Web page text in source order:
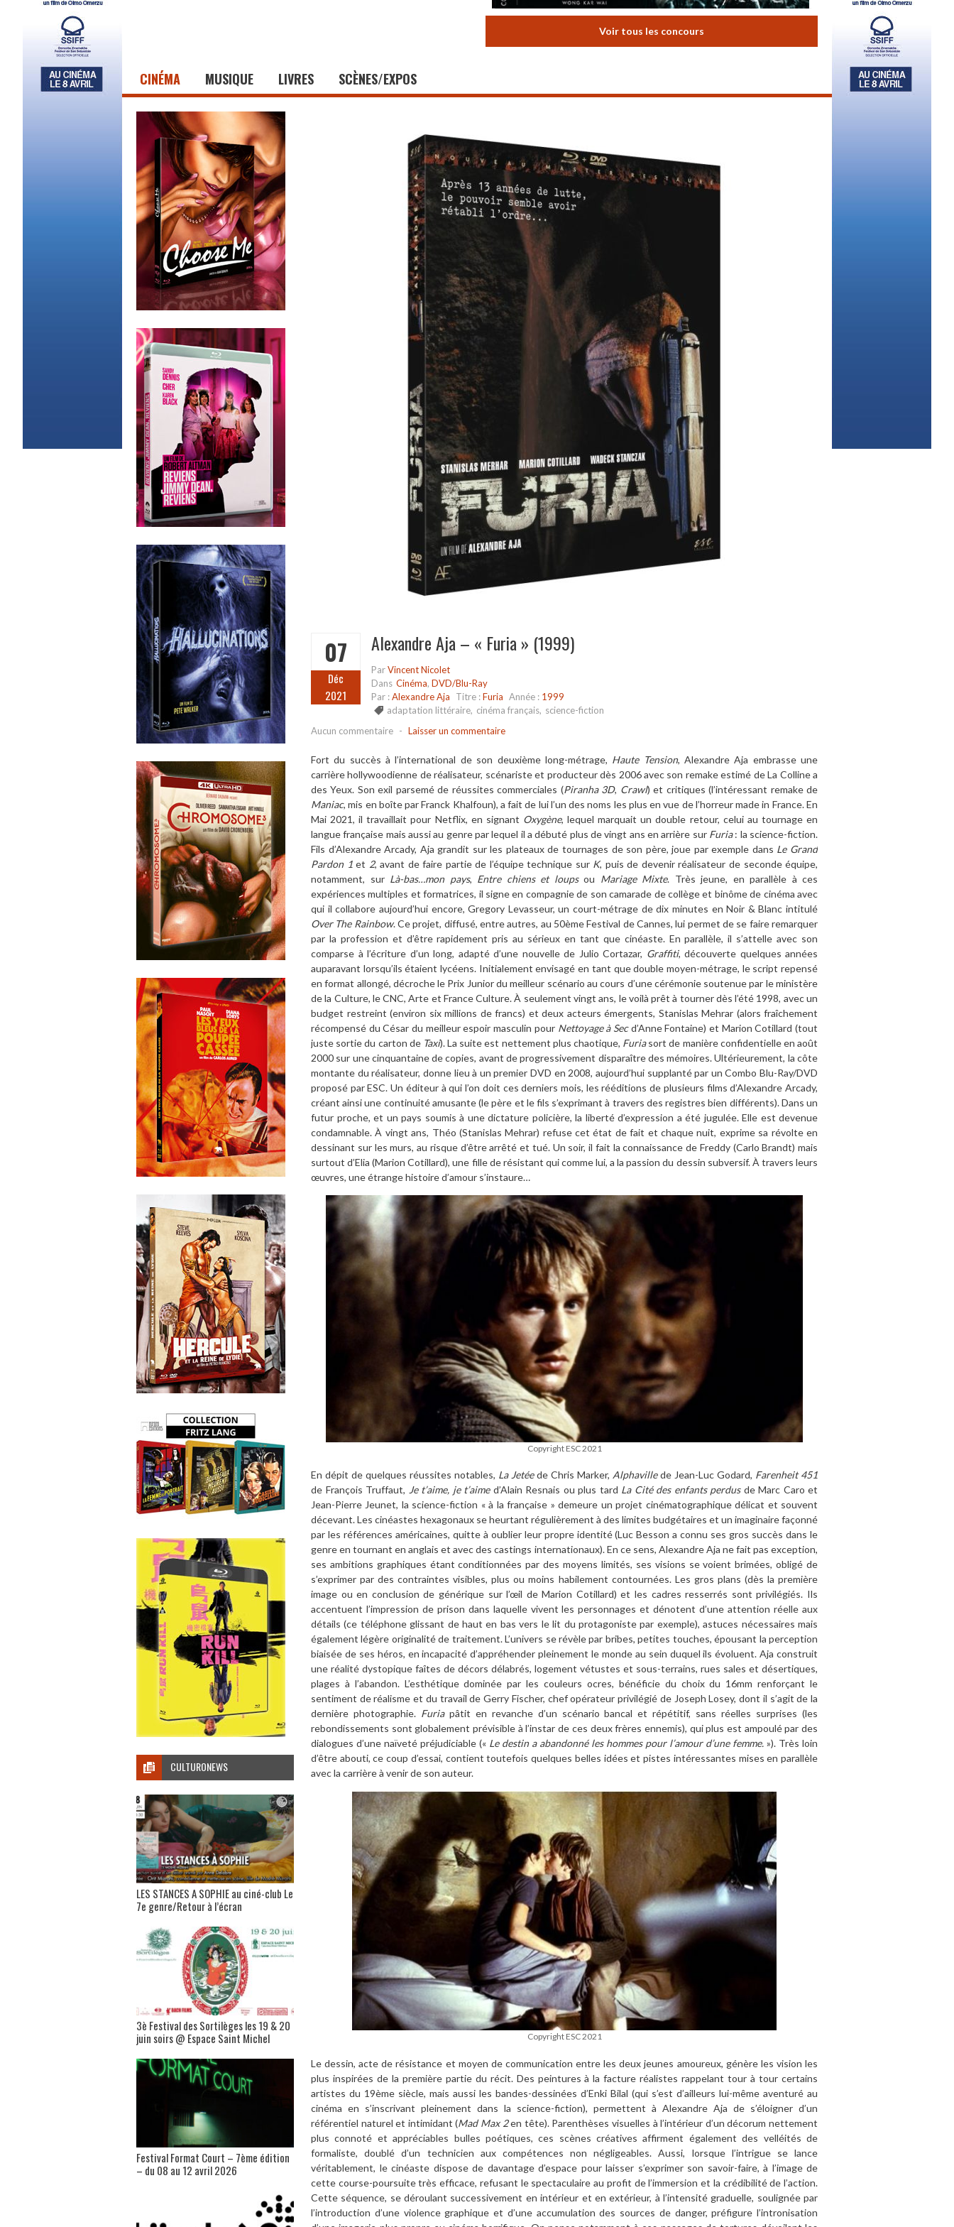
Voir tous les concours
CINÉMA MUSIQUE LIVRES SCÈNES/EXPOS
07
Déc
2021
Alexandre Aja – « Furia » (1999)
ParVincent Nicolet
Dans Cinéma, DVD/Blu-Ray
Par :Alexandre Aja Titre :Furia Année : 1999
adaptation littéraire, cinéma français, science-fiction
Aucun commentaire - Laisser un commentaire
Fort du succès à l’international de son deuxième long-métrage, Haute Tension, Alexandre Aja embrasse une
carrière hollywoodienne de réalisateur, scénariste et producteur dès 2006 avec son remake estimé de La Colline a
des Yeux. Son exil parsemé de réussites commerciales (Piranha 3D, Crawl) et critiques (l’intéressant remake de
Maniac, mis en boîte par Franck Khalfoun), a fait de lui l’un des noms les plus en vue de l’horreur made in France. En
Mai 2021, il travaillait pour Netflix, en signant Oxygène, lequel marquait un double retour, celui au tournage en
langue française mais aussi au genre par lequel il a débuté plus de vingt ans en arrière sur Furia: la science-fiction.
Fils d’Alexandre Arcady, Aja grandit sur les plateaux de tournages de son père, joue par exemple dans Le Grand
Pardon 1et 2, avant de faire partie de l’équipe technique sur K, puis de devenir réalisateur de seconde équipe,
notamment, sur Là-bas…mon pays, Entre chiens et loupsou Mariage Mixte. Très jeune, en parallèle à ces
expériences multiples et formatrices, il signe en compagnie de son camarade de collège et binôme de cinéma avec
qui il collabore aujourd’hui encore, Gregory Levasseur, un court-métrage de dix minutes en Noir & Blanc intitulé
Over The Rainbow. Ce projet, diffusé, entre autres, au 50ème Festival de Cannes, lui permet de se faire remarquer
par la profession et d’être rapidement pris au sérieux en tant que cinéaste. En parallèle, il s’attelle avec son
comparse à l’écriture d’un long, adapté d’une nouvelle de Julio Cortazar, Graffiti, découverte quelques années
auparavant lorsqu’ils étaient lycéens. Initialement envisagé en tant que double moyen-métrage, le script repensé
en format allongé, décroche le Prix Junior du meilleur scénario au cours d’une cérémonie soutenue par le ministère
de la Culture, le CNC, Arte et France Culture. À seulement vingt ans, le voilà prêt à tourner dès l’été 1998, avec un
budget restreint (environ six millions de francs) et deux acteurs émergents, Stanislas Mehrar (alors fraîchement
récompensé du César du meilleur espoir masculin pour Nettoyage à Secd’Anne Fontaine) et Marion Cotillard (tout
juste sortie du carton deTaxi). La suite est nettement plus chaotique, Furiasort de manière confidentielle en août
2000 sur une cinquantaine de copies, avant de progressivement disparaître des mémoires. Ultérieurement, la côte
montante du réalisateur, donne lieu à un premier DVD en 2008, aujourd’hui supplanté par un Combo Blu-Ray/DVD
proposé par ESC. Un éditeur à qui l’on doit ces derniers mois, les rééditions de plusieurs films d’Alexandre Arcady,
créant ainsi une continuité amusante (le père et le fils s’exprimant à travers des registres bien différents). Dans un
futur proche, et un pays soumis à une dictature policière, la liberté d’expression a été jugulée. Elle est devenue
condamnable. À vingt ans, Théo (Stanislas Mehrar) refuse cet état de fait et chaque nuit, exprime sa révolte en
dessinant sur les murs, au risque d’être arrêté et tué. Un soir, il fait la connaissance de Freddy (Carlo Brandt) mais
surtout d’Elia (Marion Cotillard), une fille de résistant qui comme lui, a la passion du dessin subversif. À travers leurs
œuvres, une étrange histoire d’amour s’instaure…
Copyright ESC 2021
En dépit de quelques réussites notables, La Jetéede Chris Marker, Alphavillede Jean-Luc Godard, Farenheit 451
de François Truffaut, Je t’aime, je t’aimed’Alain Resnais ou plus tard La Cité des enfants perdusde Marc Caro et
Jean-Pierre Jeunet, la science-fiction « à la française » demeure un projet cinématographique délicat et souvent
décevant. Les cinéastes hexagonaux se heurtant régulièrement à des limites budgétaires et un imaginaire façonné
par les références américaines, quitte à oublier leur propre identité (Luc Besson a connu ses gros succès dans le
genre en tournant en anglais et avec des castings internationaux). En ce sens, Alexandre Aja ne fait pas exception,
ses ambitions graphiques étant conditionnées par des moyens limités, ses visions se voient brimées, obligé de
s’exprimer par des contraintes visibles, plus ou moins habilement contournées. Les gros plans (dès la première
image ou en conclusion de générique sur l’œil de Marion Cotillard) et les cadres resserrés sont privilégiés. Ils
accentuent l’impression de prison dans laquelle vivent les personnages et dénotent d’une attention réelle aux
détails (ce téléphone glissant de haut en bas vers le lit du protagoniste par exemple), astuces nécessaires mais
également légère originalité de traitement. L’univers se révèle par bribes, petites touches, épousant la perception
biaisée de ses héros, en incapacité d’appréhender pleinement le monde au sein duquel ils évoluent. Aja construit
une réalité dystopique faîtes de décors délabrés, logement vétustes et sous-terrains, rues sales et désertiques,
plages à l’abandon. L’esthétique dominée par les couleurs ocres, bénéficie du choix du 16mm renforçant le
sentiment de réalisme et du travail de Gerry Fischer, chef opérateur privilégié de Joseph Losey, dont il s’agit de la
dernière photographie. Furiapâtit en revanche d’un scénario bancal et répétitif, sans réelles surprises (les
rebondissements sont globalement prévisible à l’instar de ces deux frères ennemis), qui plus est ampoulé par des
dialogues d’une naïveté préjudiciable (« Le destin a abandonné les hommes pour l’amour d’une femme. »). Très loin
d’être abouti, ce coup d’essai, contient toutefois quelques belles idées et pistes intéressantes mises en parallèle
avec la carrière à venir de son auteur.
Copyright ESC 2021
Le dessin, acte de résistance et moyen de communication entre les deux jeunes amoureux, génère les vision les
plus inspirées de la première partie du récit. Des peintures à la facture réalistes rappelant tour à tour certains
artistes du 19ème siècle, mais aussi les bandes-dessinées d’Enki Bilal (qui s’est d’ailleurs lui-même aventuré au
cinéma en s’inscrivant pleinement dans la science-fiction), permettent à Alexandre Aja de s’éloigner d’un
référentiel naturel et intimidant (Mad Max 2en tête). Parenthèses visuelles à l’intérieur d’un décorum nettement
plus connoté et appréciables bulles poétiques, ces scènes créatives affirment également des velléités de
formaliste, doublé d’un technicien aux compétences non négligeables. Aussi, lorsque l’intrigue se lance
véritablement, le cinéaste dispose de davantage d’espace pour laisser s’exprimer son savoir-faire, à l’image de
cette course-poursuite très efficace, refusant le spectaculaire au profit de l’immersion et la crédibilité de l’action.
Cette séquence, se déroulant successivement en intérieur et en extérieur, à l’intensité graduelle, soulignée par
l’introduction d’une violence graphique et d’une accumulation des sources de danger, préfigure l’intronisation
CULTURONEWS
LES STANCES A SOPHIE au ciné-club Le
7e genre/Retour à l’écran
3è Festival des Sortilèges les 19 & 20
juin soirs @ Espace Saint Michel
Festival Format Court – 7ème édition
– du 08 au 12 avril 2026